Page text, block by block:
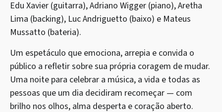
Edu Xavier (guitarra), Adriano Wigger (piano), Aretha
Lima (backing), Luc Andriguetto (baixo) e Mateus
Mussatto (bateria).
Um espetáculo que emociona, arrepia e convida o
público a refletir sobre sua própria coragem de mudar.
Uma noite para celebrar a música, a vida e todas as
pessoas que um dia decidiram recomeçar — com
brilho nos olhos, alma desperta e coração aberto.